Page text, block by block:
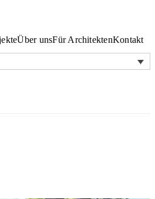
Über unsFür ArchitektenKontakt